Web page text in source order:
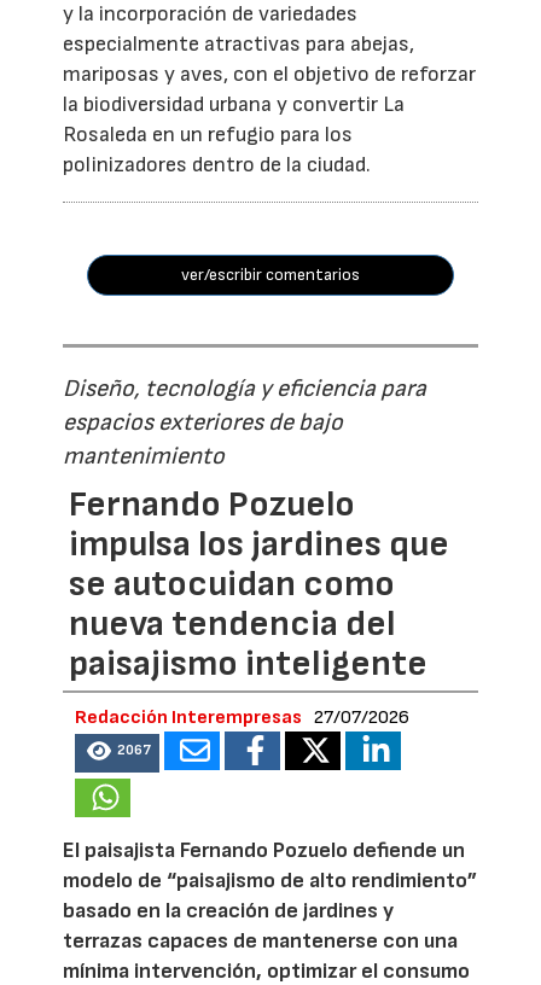
y la incorporación de variedades
especialmente atractivas para abejas,
mariposas y aves, con el objetivo de reforzar
la biodiversidad urbana y convertir La
Rosaleda en un refugio para los
polinizadores dentro de la ciudad.
ver/escribir comentarios
Diseño, tecnología y eficiencia para
espacios exteriores de bajo
mantenimiento
Fernando Pozuelo
impulsa los jardines que
se autocuidan como
nueva tendencia del
paisajismo inteligente
Redacción Interempresas 27/07/2026
2067
El paisajista Fernando Pozuelo defiende un
modelo de “paisajismo de alto rendimiento”
basado en la creación de jardines y
terrazas capaces de mantenerse con una
mínima intervención, optimizar el consumo